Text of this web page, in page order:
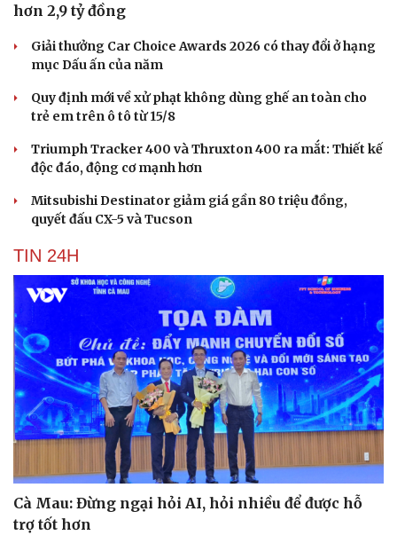
Du lịch
Săn Tour
Câu chuyện thời sự
Đọc truyện đêm khuya
Kể chuyện cho bé
hơn 2,9 tỷ đồng
Giải thưởng Car Choice Awards 2026 có thay đổi ở hạng
mục Dấu ấn của năm
Quy định mới về xử phạt không dùng ghế an toàn cho
trẻ em trên ô tô từ 15/8
Triumph Tracker 400 và Thruxton 400 ra mắt: Thiết kế
độc đáo, động cơ mạnh hơn
Mitsubishi Destinator giảm giá gần 80 triệu đồng,
quyết đấu CX-5 và Tucson
TIN 24H
Cà Mau: Đừng ngại hỏi AI, hỏi nhiều để được hỗ
trợ tốt hơn